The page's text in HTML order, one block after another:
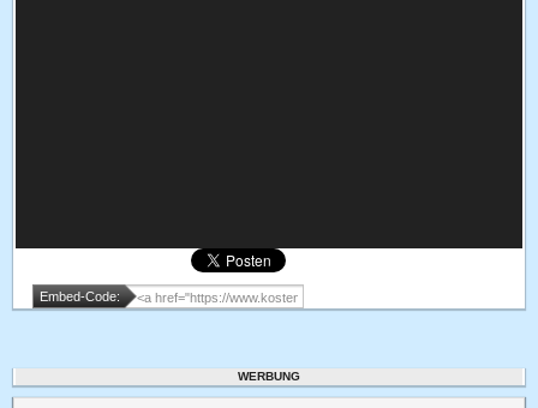
Embed-Code:
WERBUNG